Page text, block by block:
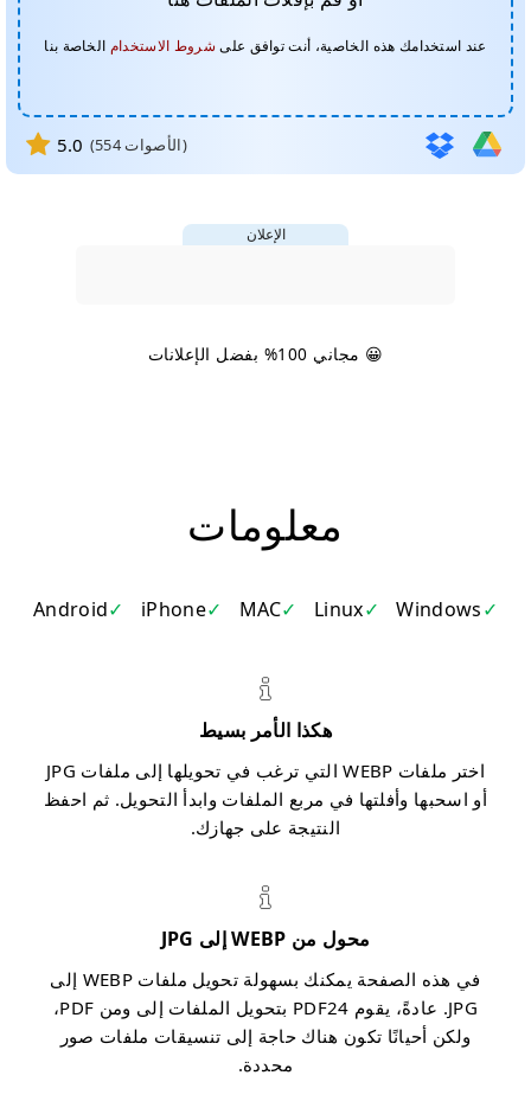
عند استخدامك هذه الخاصية، أنت توافق على شروط الاستخدام الخاصة بنا
5.0 (554 الأصوات)
الإعلان
😀 مجاني 100% بفضل الإعلانات
معلومات
Windows
Linux
MAC
iPhone
Android
هكذا الأمر بسيط
اختر ملفات WEBP التي ترغب في تحويلها إلى ملفات JPG
أو اسحبها وأفلتها في مربع الملفات وابدأ التحويل. ثم احفظ
النتيجة على جهازك.
محول من WEBP إلى JPG
في هذه الصفحة يمكنك بسهولة تحويل ملفات WEBP إلى
JPG. عادةً، يقوم PDF24 بتحويل الملفات إلى ومن PDF،
ولكن أحيانًا تكون هناك حاجة إلى تنسيقات ملفات صور
محددة.